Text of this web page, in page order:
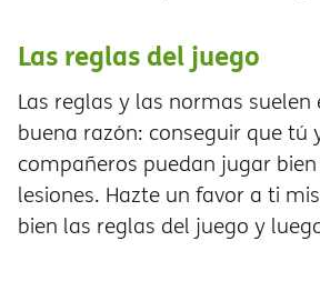
Las reglas del juego
Las reglas y las normas suelen
buena razón: conseguir que tú
compañeros puedan jugar
lesiones. Hazte un favor a ti
bien las reglas del juego y